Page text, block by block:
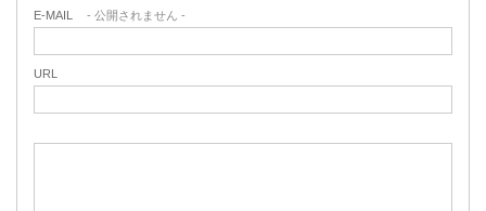
E-MAIL - 公開されません -
URL